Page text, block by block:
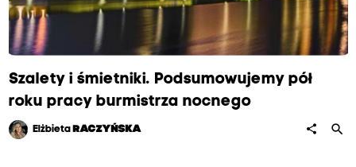
Szalety i śmietniki. Podsumowujemy pół
roku pracy burmistrza nocnego
Elżbieta RACZYŃSKA share search